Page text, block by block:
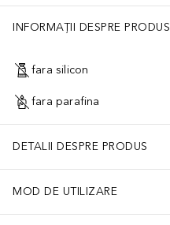
INFORMAȚII DESPRE PRODUS
fara silicon
fara parafina
DETALII DESPRE PRODUS
MOD DE UTILIZARE